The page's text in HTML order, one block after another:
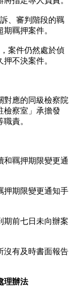
、審判階段的羈
羈押案件。
案件仍然處於偵
不決案件。
對應的同級檢察院
檢察室」承擔發
責。
和羈押期限變更通
押期限變更通知手
期前七日未向辦案
沒有及時書面報告
理辦法